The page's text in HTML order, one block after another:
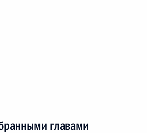
главами